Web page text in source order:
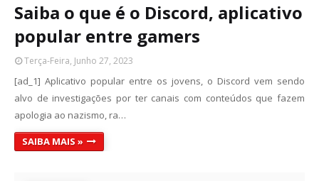
Saiba o que é o Discord, aplicativo
popular entre gamers
Terça-Feira, Junho 27, 2023
[ad_1] Aplicativo popular entre os jovens, o Discord vem sendo
alvo de investigações por ter canais com conteúdos que fazem
apologia ao nazismo, ra…
SAIBA MAIS »